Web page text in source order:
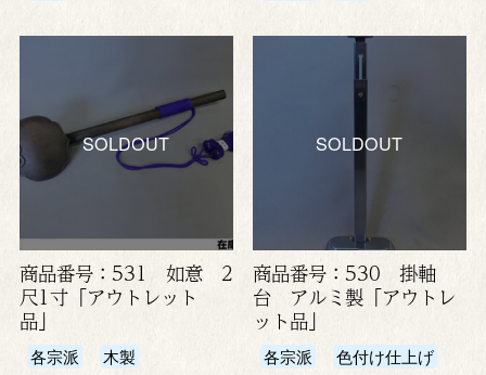
SOLDOUT
商品番号：531 如意 2
尺1寸「アウトレット
品」
各宗派 木製
SOLDOUT
商品番号：530 掛軸
台 アルミ製「アウトレ
ット品」
各宗派 色付け仕上げ